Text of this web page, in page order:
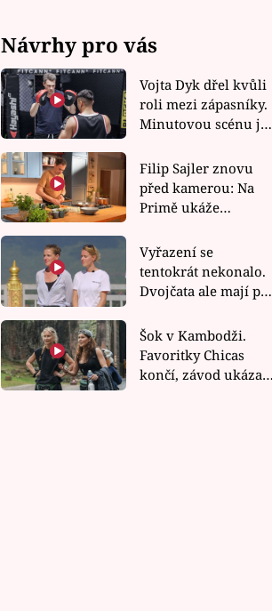
Návrhy pro vás
Vojta Dyk dřel kvůli
roli mezi zápasníky.
Minutovou scénu jel
Filip Sajler znovu
před kamerou: Na
Primě ukáže
rychlé recepty
Vyřazení se
tentokrát nekonalo.
Dvojčata ale mají po
závodu nůž na krku
Šok v Kambodži.
Favoritky Chicas
končí, závod ukázal